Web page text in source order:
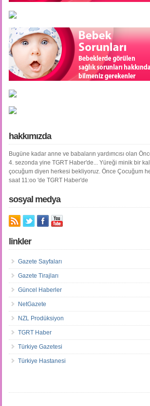
hakkımızda
Bugüne kadar anne ve babaların yardımcısı olan
4. sezonda yine TGRT Haber'de... Yüreği minik bir
çocuğum diyen herkesi bekliyoruz. Önce Çocuğum
saat 11:oo 'de TGRT Haber'de
sosyal medya
linkler
Gazete Sayfaları
Gazete Tirajları
Güncel Haberler
NetGazete
NZL Prodüksiyon
TGRT Haber
Türkiye Gazetesi
Türkiye Hastanesi